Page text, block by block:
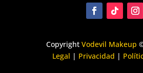
Copyright Vodevil Makeup
Legal | Privacidad |